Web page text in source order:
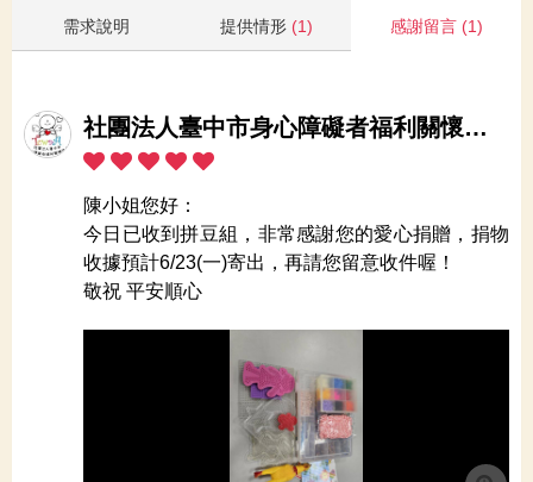
需求說明 提供情形 (1) 感謝留言 (1)
社團法人臺中市身心障礙者福利關懷協會
陳小姐您好：
今日已收到拼豆組，非常感謝您的愛心捐贈，捐物
收據預計6/23(一)寄出，再請您留意收件喔！
敬祝 平安順心